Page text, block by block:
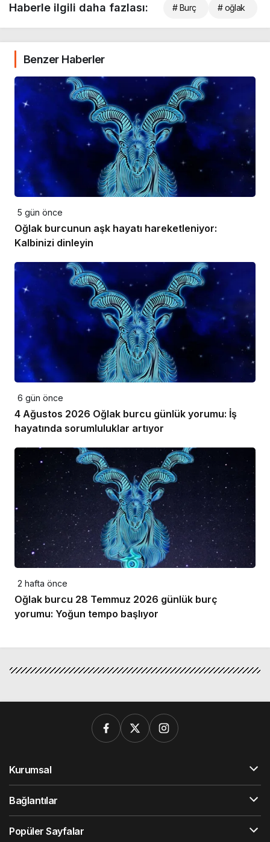
Haberle ilgili daha fazlası: # Burç # oğlak
Benzer Haberler
5 gün önce
Oğlak burcunun aşk hayatı hareketleniyor:
Kalbinizi dinleyin
6 gün önce
4 Ağustos 2026 Oğlak burcu günlük yorumu: İş
hayatında sorumluluklar artıyor
2 hafta önce
Oğlak burcu 28 Temmuz 2026 günlük burç
yorumu: Yoğun tempo başlıyor
Kurumsal
Bağlantılar
Popüler Sayfalar